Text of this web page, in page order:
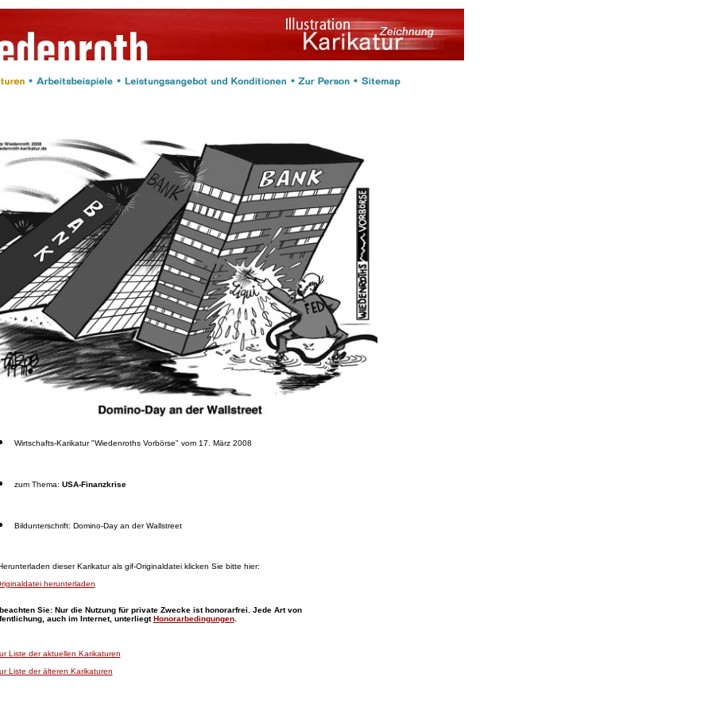
Wirtschafts-Karikatur "Wiedenroths Vorbörse" vom 17. März 2008
zum Thema: USA-Finanzkrise
Bildunterschrift: Domino-Day an der Wallstreet
dieser Karikatur als gif-Originaldatei klicken Sie bitte hier:
herunterladen
Sie: Nur die Nutzung für private Zwecke ist honorarfrei. Jede Art von
auch im Internet, unterliegtHonorarbedingungen.
Liste der aktuellen Karikaturen
Liste der älteren Karikaturen